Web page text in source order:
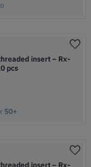
insert – Rx-
pcs
50+
insert – Rx-